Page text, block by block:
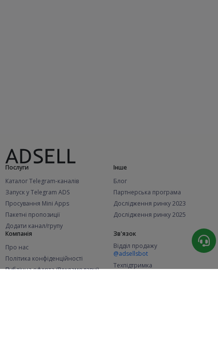
Послуги
Каталог Telegram-каналів
Запуск у Telegram ADS
Просування Mini Apps
Пакетні пропозиції
Додати канал/групу
Інше
Блог
Партнерська програма
Дослідження ринку 2023
Дослідження ринку 2025
Компанія
Про нас
Політика конфіденційності
Публічна оферта (Рекламодавці)
Зв'язок
Відділ продажу
@adsellsbot
Техпідтримка